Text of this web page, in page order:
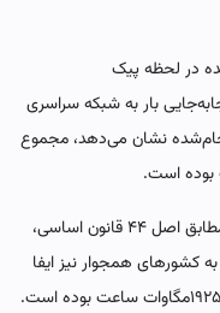
تامین‌شده در لحظه پیک
نیرو ۱۲هزارمگاوات جابه‌جایی بار به شبکه سراسری
نشان می‌دهد، مجموع
علاوه بر تعهد وزارت نیرو به تامین برق کشور، مطابق اصل ۴۴ قانون اساسی،
کشورهای همجوار نیز ایفا
کند. در تابستان سال ۱۳۹۹ تراز تبادل برق برابر ۱۹۲۵مگاوات‌‌‌ ساعت بوده است.